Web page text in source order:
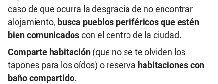
caso de que ocurra la desgracia de no encontrar
alojamiento, busca pueblos periféricos que estén
bien comunicadoscon el centro de la ciudad.
Comparte habitación (que no se te olviden los
tapones para los oídos) o reserva habitaciones con
baño compartido.